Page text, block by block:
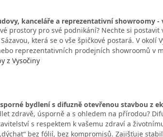
kanceláře a reprezentativní showroomy -
prostory pro své podnikání? Nechte si
která se o vše špičkové postará. V
reprezentativních prodejních showroomů v
z Vysočiny
bydlení s difuzně otevřenou stavbou z
zdravě, úsporně a s ohledem na přírodou?
s respektem k vašemu zdraví a
bez fólií, bez kompromisů. Zajišťuje